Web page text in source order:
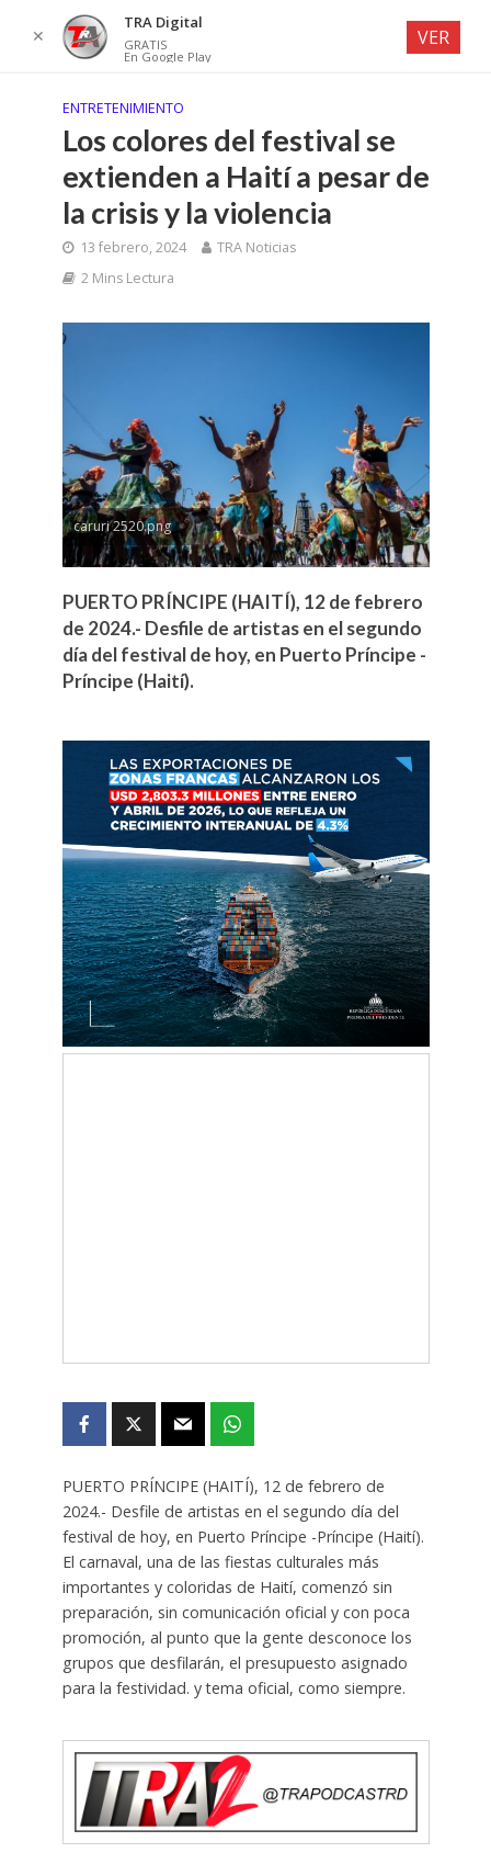
ENTRETENIMIENTO
Los colores del festival se
extienden a Haití a pesar de
la crisis y la violencia
13 febrero, 2024
TRA Noticias
2 Mins Lectura
caruri 2520.png
PUERTO PRÍNCIPE (HAITÍ), 12 de febrero
de 2024.- Desfile de artistas en el segundo
día del festival de hoy, en Puerto Príncipe -
Príncipe (Haití).
PUERTO PRÍNCIPE (HAITÍ), 12 de febrero de
2024.- Desfile de artistas en el segundo día del
festival de hoy, en Puerto Príncipe -Príncipe (Haití).
El carnaval, una de las fiestas culturales más
importantes y coloridas de Haití, comenzó sin
preparación, sin comunicación oficial y con poca
promoción, al punto que la gente desconoce los
grupos que desfilarán, el presupuesto asignado
para la festividad. y tema oficial, como siempre.
✕
TRA Digital
GRATIS
En Google Play
VER